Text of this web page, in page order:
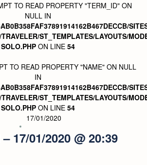
TO READ PROPERTY "TERM_ID" ON
NULL IN
ST_TEMPLATES/LAYOUTS/
SOLO.PHP ON LINE 54
TO READ PROPERTY "NAME" ON NULL
IN
ST_TEMPLATES/LAYOUTS/
SOLO.PHP ON LINE 54
17/01/2020
17/01/2020 @ 20:39